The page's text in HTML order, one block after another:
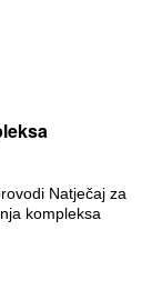
Natječaj za
kompleksa